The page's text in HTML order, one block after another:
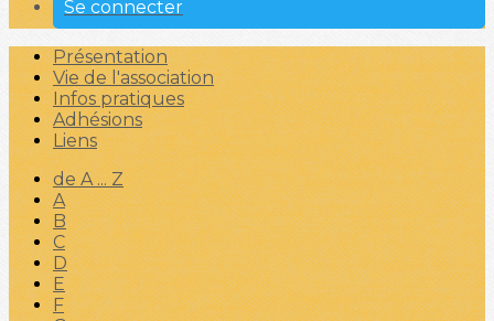
Se connecter
Présentation
Vie de l'association
Infos pratiques
Adhésions
Liens
de A ... Z
A
B
C
D
E
F